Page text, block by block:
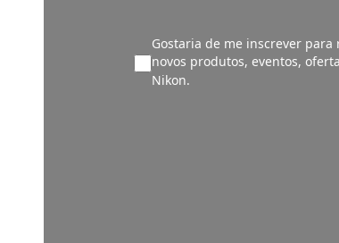
Gostaria de me inscrever
novos produtos, eventos,
Nikon.